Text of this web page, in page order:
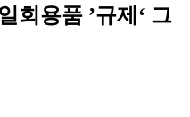
회용품 ’규제‘ 그